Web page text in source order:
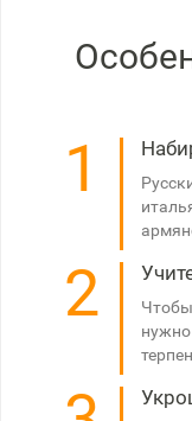
1
2